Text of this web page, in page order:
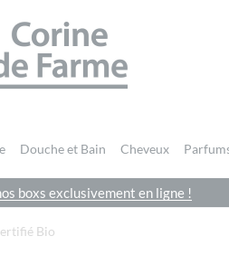
DE FARME SITE OFFICIEL
Douche et Bain Cheveux
boxs exclusivement en ligne !
Bio